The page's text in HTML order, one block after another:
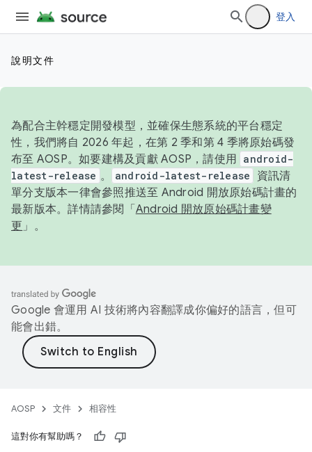
登入
說明文件
為配合主幹穩定開發模型，並確保生態系統的平台穩定
性，我們將自 2026 年起，在第 2 季和第 4 季將原始碼發
布至 AOSP。如要建構及貢獻 AOSP，請使用 android-
latest-release 。 android-latest-release
資訊清
單分支版本一律會參照推送至 Android 開放原始碼計畫的
最新版本。詳情請參閱「 Android 開放原始碼計畫變
更 」。
Google 會運用 AI 技術將內容翻譯成你偏好的語言，但可
能會出錯。
AOSP 文件 相容性
這對你有幫助嗎？